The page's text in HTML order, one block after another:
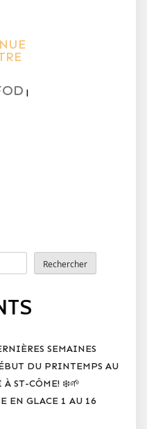
|
Rechercher
SEMAINES
DU PRINTEMPS AU
ST-CÔME! ❄️🌱
EN GLACE 1 AU 16